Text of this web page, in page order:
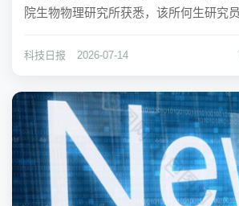
院生物物理研究所获悉，该所何生研究
感性，以保证知觉的平稳连贯。相关研
科技日报 2026-07-14